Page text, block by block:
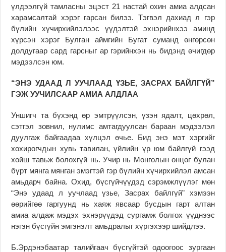
үлдээлгүй тамласны эцэст 21 настай охин амиа алдсан
харамсалтай хэрэг гарсан билээ. Тэгвэл дахиад л гэр
бүлийн хүчирхийлэлээс үүдэлтэй эхнэрийнхээ аминд
хүрсэн хэрэг Булган аймгийн Бугат суманд өнгөрсөн
долдугаар сард гарсныг ар гэрийнхэн нь бидэнд өчигдөр
мэдээлсэн юм.
“ЭНЭ УДААД Л УУЧЛААД ҮЗЬЕ, ЗАСРАХ БАЙЛГҮЙ”
ГЭЖ УУЧИЛСААР АМИА АЛДЛАА
Уншигч та бүхэнд өр эмтрүүлсэн, үзэн ядалт, цөхрөл,
сэтгэл зовнил, нулимс амтагдуулсан бараан мэдээлэл
дуулгаж байгаадаа хүлцэл өчье. Бид энэ мэт хэргийг
хохирогчдын хувь тавилан, үйлийн үр юм байлгүй гээд
хойш тавьж болохгүй нь. Учир нь Монголын өнцөг булан
бүрт мянга мянган эмэгтэй гэр бүлийн хүчирхийлэл амсан
амьдарч байна. Охид, бүсгүйчүүдэд сэрэмжлүүлэг мөн
“Энэ удаад л уучлаад үзье, Засрах байлгүй” хэмээн
өөрийгөө гаргуунд нь хаяж явсаар бусдын гарт алтан
амиа алдаж мэдэх эхнэрүүдэд сургамж болгох үүднээс
нэгэн бүсгүйн эмгэнэлт амьдралыг хүргэхээр шийдлээ.
Б.Эрдэнэбаатар талийгаач бүсгүйтэй одоогоос зургаан